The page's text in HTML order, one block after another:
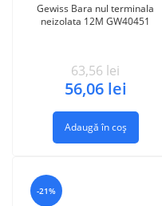
Gewiss Bara nul terminala
neizolata 12M GW40451
63,56 lei
56,06 lei
Adaugă în coș
-21%